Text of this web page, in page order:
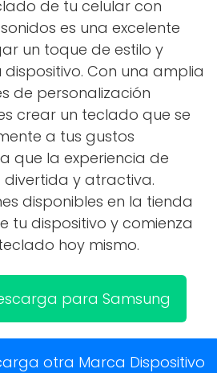
de tu celular con
es una excelente
un toque de estilo y
Con una amplia
de personalización
crear un teclado que se
a tus gustos
que la experiencia de
y atractiva.
disponibles en la tienda
tu dispositivo y comienza
hoy mismo.
para Samsung
otra Marca Dispositivo